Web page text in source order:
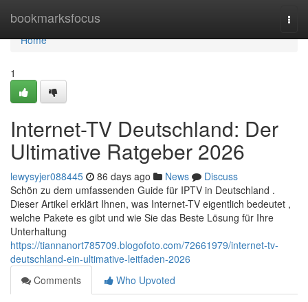
bookmarksfocus
Home
Home
1
Internet-TV Deutschland: Der
Ultimative Ratgeber 2026
lewysyjer088445 86 days ago News
Discuss
Schön zu dem umfassenden Guide für IPTV in Deutschland .
Dieser Artikel erklärt Ihnen, was Internet-TV eigentlich bedeutet ,
welche Pakete es gibt und wie Sie das Beste Lösung für Ihre
Unterhaltung
https://tiannanort785709.blogofoto.com/72661979/internet-tv-
deutschland-ein-ultimative-leitfaden-2026
Comments
Who Upvoted